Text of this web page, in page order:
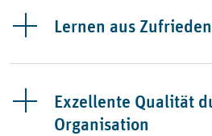
Lernen aus
Exzellente Qualität
Organisation